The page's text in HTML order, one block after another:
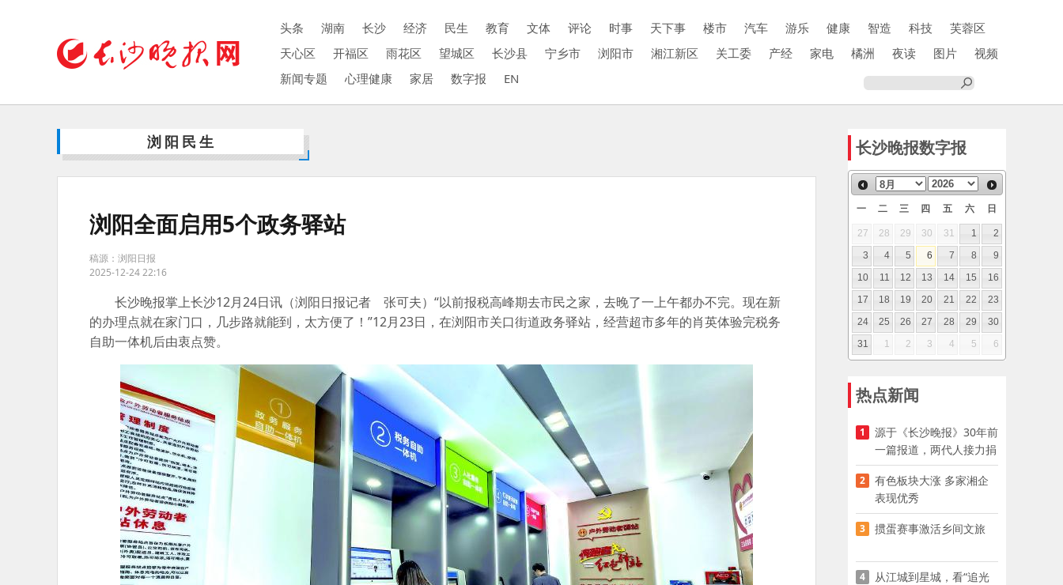
头条 湖南 长沙 经济 民生 教育 文体 评论 时事 天下事 楼市 汽车 游乐 健康 智造 科技
芙蓉区
天心区
开福区 雨花区 望城区 长沙县 宁乡市 浏阳市 湘江新区 关工委 产经 家电 橘洲 夜读 图片
视频
新闻专题
心理健康 家居 数字报 EN
浏阳民生
浏阳全面启用5个政务驿站
稿源：浏阳日报
2025-12-24 22:16
长沙晚报掌上长沙12月24日讯（浏阳日报记者 张可夫）“以前报税高峰期去市民之家，去晚了一上午都办不完。现在新
的办理点就在家门口，几步路就能到，太方便了！”12月23日，在浏阳市关口街道政务驿站，经营超市多年的肖英体验完税务
自助一体机后由衷点赞。
长沙晚报数字报
一 二 三 四 五 六 日
27 28 29 30 31 1
2
3
4 5 6 7 8
9
10
11 12 13 14 15
16
17
18 19 20 21 22
23
24
25 26 27 28 29
30
31
1 2 3 4 5 6
热点新闻
1
源于《长沙晚报》30年前
一篇报道，两代人接力捐
资助学
2
有色板块大涨 多家湘企
表现优秀
3 掼蛋赛事激活乡间文旅
4
从江城到星城，看“追光